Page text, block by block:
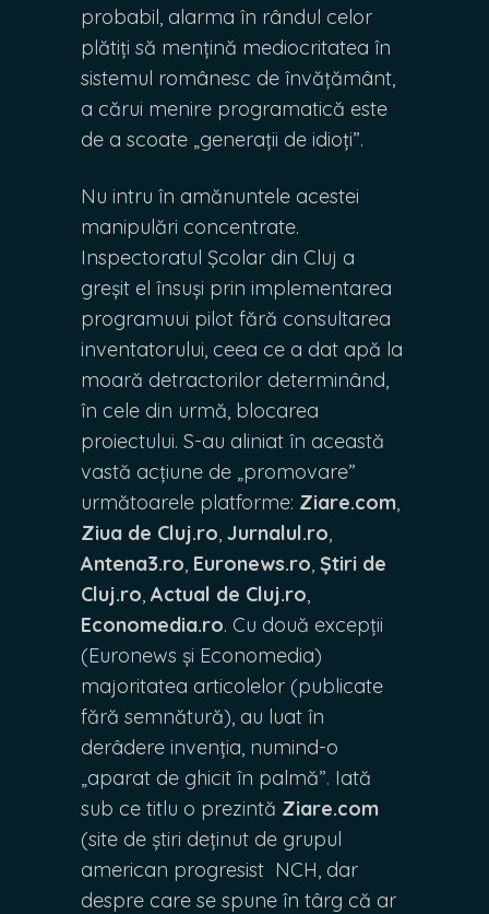
probabil, alarma în rândul celor
plătiți să mențină mediocritatea în
sistemul românesc de învățământ,
a cărui menire programatică este
de a scoate „generații de idioți”.
Nu intru în amănuntele acestei
manipulări concentrate.
Inspectoratul Școlar din Cluj a
greșit el însuși prin implementarea
programuui pilot fără consultarea
inventatorului, ceea ce a dat apă la
moară detractorilor determinând,
în cele din urmă, blocarea
proiectului. S-au aliniat în această
vastă acțiune de „promovare”
următoarele platforme: Ziare.com,
Ziua de Cluj.ro, Jurnalul.ro,
Antena3.ro, Euronews.ro, Știri de
Cluj.ro, Actual de Cluj.ro,
Economedia.ro. Cu două excepții
(Euronews și Economedia)
majoritatea articolelor (publicate
fără semnătură), au luat în
derâdere invenția, numind-o
„aparat de ghicit în palmă”. Iată
sub ce titlu o prezintă Ziare.com
(site de știri deținut de grupul
american progresist NCH, dar
despre care se spune în târg că ar